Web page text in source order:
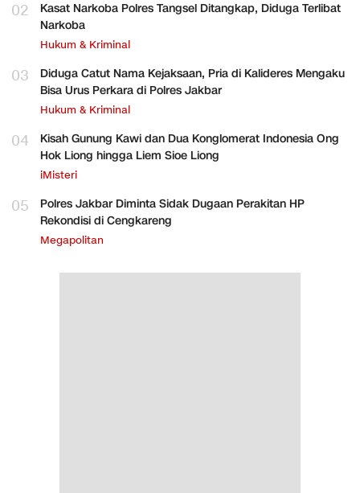
02
Kasat Narkoba Polres Tangsel Ditangkap, Diduga Terlibat
Narkoba
Hukum & Kriminal
03
Diduga Catut Nama Kejaksaan, Pria di Kalideres Mengaku
Bisa Urus Perkara di Polres Jakbar
Hukum & Kriminal
04
Kisah Gunung Kawi dan Dua Konglomerat Indonesia Ong
Hok Liong hingga Liem Sioe Liong
iMisteri
05
Polres Jakbar Diminta Sidak Dugaan Perakitan HP
Rekondisi di Cengkareng
Megapolitan